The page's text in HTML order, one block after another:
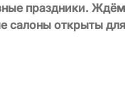
праздники.
открыты для